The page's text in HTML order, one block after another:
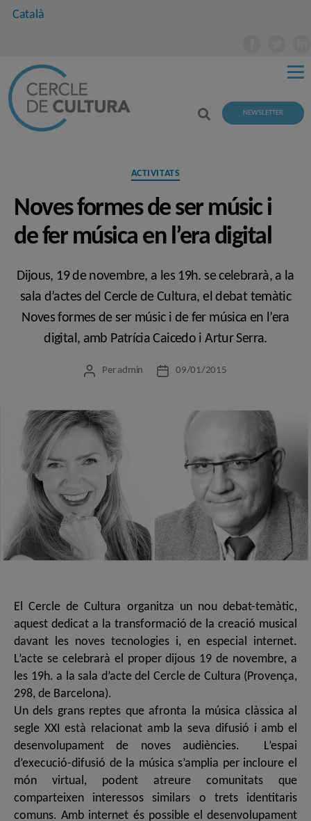
Català
NEWSLETTER
Categories
ACTIVITATS
Noves formes de ser músic i
de fer música en l’era digital
Dijous, 19 de novembre, a les 19h. se celebrarà, a la
sala d’actes del Cercle de Cultura, el debat temàtic
Noves formes de ser músic i de fer música en l’era
digital, amb Patrícia Caicedo i Artur Serra.
Autor
Per admin
Data09/01/2015
El Cercle de Cultura organitza un nou debat-temàtic,
aquest dedicat a la transformació de la creació musical
davant les noves tecnologies i, en especial internet.
L’acte se celebrarà el proper dijous 19 de novembre, a
les 19h. a la sala d’acte del Cercle de Cultura (Provença,
298, de Barcelona).
Un dels grans reptes que afronta la música clàssica al
segle XXI està relacionat amb la seva difusió i amb el
desenvolupament de noves audiències. L’espai
d’execució-difusió de la música s’amplia per incloure el
món virtual, podent atreure comunitats que
comparteixen interessos similars o trets identitaris
comuns. Amb internet és possible el desenvolupament